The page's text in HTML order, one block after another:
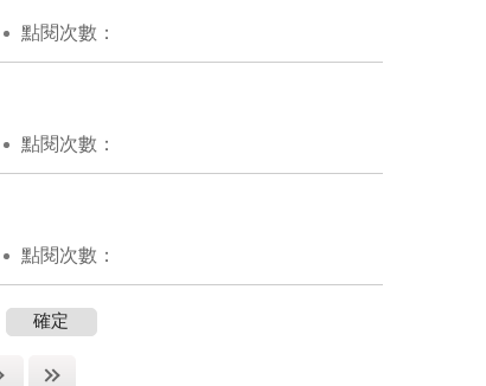
點閱次數：
點閱次數：
點閱次數：